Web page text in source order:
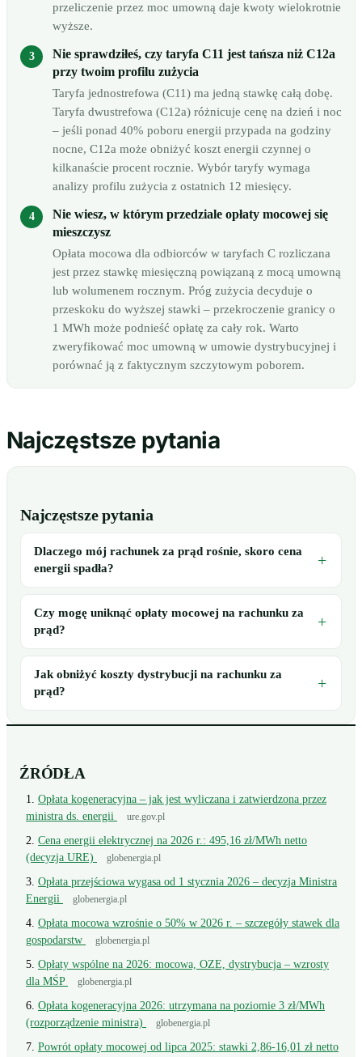
przeliczenie przez moc umowną daje kwoty wielokrotnie
wyższe.
Nie sprawdziłeś, czy taryfa C11 jest tańsza niż C12a
przy twoim profilu zużycia
Taryfa jednostrefowa (C11) ma jedną stawkę całą dobę.
Taryfa dwustrefowa (C12a) różnicuje cenę na dzień i noc
– jeśli ponad 40% poboru energii przypada na godziny
nocne, C12a może obniżyć koszt energii czynnej o
kilkanaście procent rocznie. Wybór taryfy wymaga
analizy profilu zużycia z ostatnich 12 miesięcy.
Nie wiesz, w którym przedziale opłaty mocowej się
mieszczysz
Opłata mocowa dla odbiorców w taryfach C rozliczana
jest przez stawkę miesięczną powiązaną z mocą umowną
lub wolumenem rocznym. Próg zużycia decyduje o
przeskoku do wyższej stawki – przekroczenie granicy o
1 MWh może podnieść opłatę za cały rok. Warto
zweryfikować moc umowną w umowie dystrybucyjnej i
porównać ją z faktycznym szczytowym poborem.
Najczęstsze pytania
Najczęstsze pytania
Dlaczego mój rachunek za prąd rośnie, skoro cena
energii spadła?
Czy mogę uniknąć opłaty mocowej na rachunku za
prąd?
Jak obniżyć koszty dystrybucji na rachunku za
prąd?
ŹRÓDŁA
Opłata kogeneracyjna – jak jest wyliczana i zatwierdzona przez
ministra ds. energii
ure.gov.pl
Cena energii elektrycznej na 2026 r.: 495,16 zł/MWh netto
(decyzja URE)
globenergia.pl
Opłata przejściowa wygasa od 1 stycznia 2026 – decyzja Ministra
Energii
globenergia.pl
Opłata mocowa wzrośnie o 50% w 2026 r. – szczegóły stawek dla
gospodarstw
globenergia.pl
Opłaty wspólne na 2026: mocowa, OZE, dystrybucja – wzrosty
dla MŚP
globenergia.pl
Opłata kogeneracyjna 2026: utrzymana na poziomie 3 zł/MWh
(rozporządzenie ministra)
globenergia.pl
Powrót opłaty mocowej od lipca 2025: stawki 2,86-16,01 zł netto